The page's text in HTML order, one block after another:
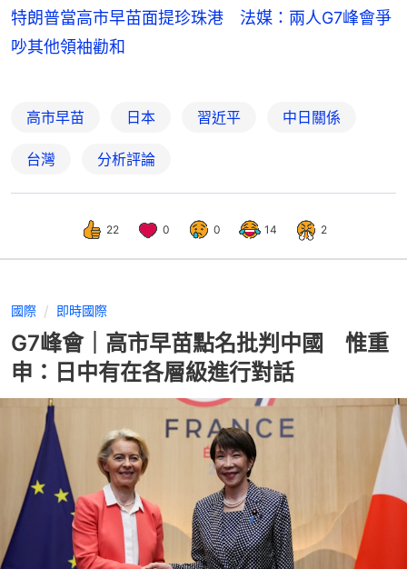
特朗普當高市早苗面提珍珠港 法媒：兩人G7峰會爭
吵其他領袖勸和
高市早苗 日本 習近平 中日關係
台灣 分析評論
22 0 0 14 2
國際 即時國際
G7峰會｜高市早苗點名批判中國 惟重
申：日中有在各層級進行對話